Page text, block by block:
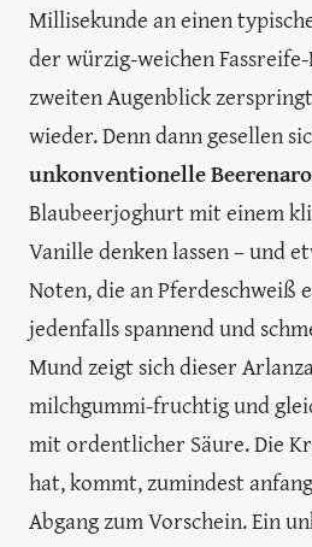
Millisekunde an einen
der würzig-weichen
zweiten Augenblick
wieder. Denn dann gesellen
unkonventionelle
Blaubeerjoghurt mit einem
Vanille denken lassen – und
Noten, die an Pferdeschweiß
jedenfalls spannend und
Mund zeigt sich dieser
milchgummi-fruchtig und
mit ordentlicher Säure. Die
hat, kommt, zumindest
Abgang zum Vorschein. Ein